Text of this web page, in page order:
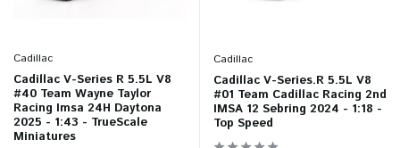
Cadillac
Cadillac V-Series R 5.5L V8
#40 Team Wayne Taylor
Racing Imsa 24H Daytona
2025 - 1:43 - TrueScale
Miniatures
Cadillac
Cadillac V-Series.R 5.5L V8
#01 Team Cadillac Racing 2nd
IMSA 12 Sebring 2024 - 1:18 -
Top Speed